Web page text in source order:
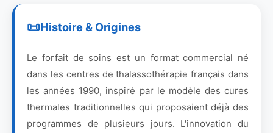
Histoire & Origines
Le forfait de soins est un format commercial né
dans les centres de thalassothérapie français dans
les années 1990, inspiré par le modèle des cures
thermales traditionnelles qui proposaient déjà des
programmes de plusieurs jours. L'innovation du